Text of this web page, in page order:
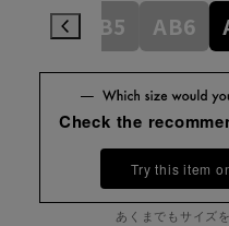
AB5 AB6
Check the
Try this item
あくまでもサイズ